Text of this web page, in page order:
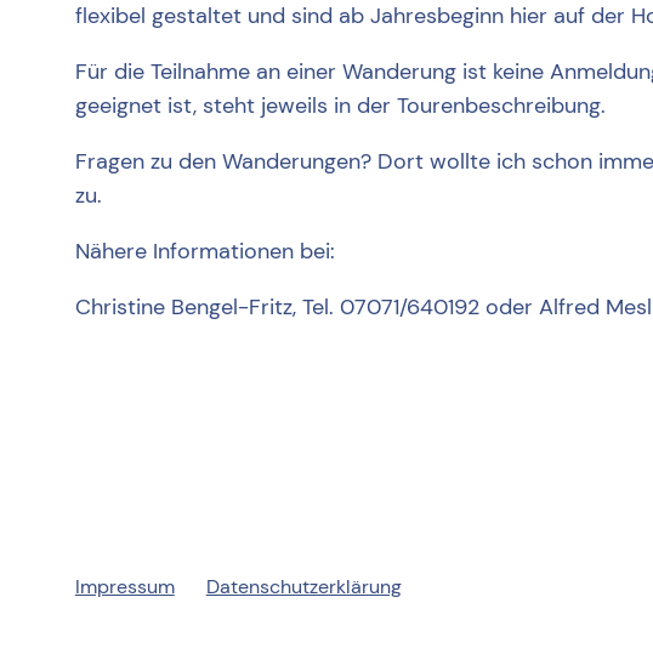
flexibel gestaltet und sind ab Jahresbeginn hier auf der
Für die Teilnahme an einer Wanderung ist keine
geeignet ist, steht jeweils in der Tourenbeschreibung.
Fragen zu den Wanderungen? Dort wollte ich schon
zu.
Nähere Informationen bei:
Christine Bengel-Fritz, Tel. 07071/640192 oder Alfred
Impressum Datenschutzerklärung